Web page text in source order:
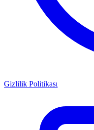
Gizlilik Politikası